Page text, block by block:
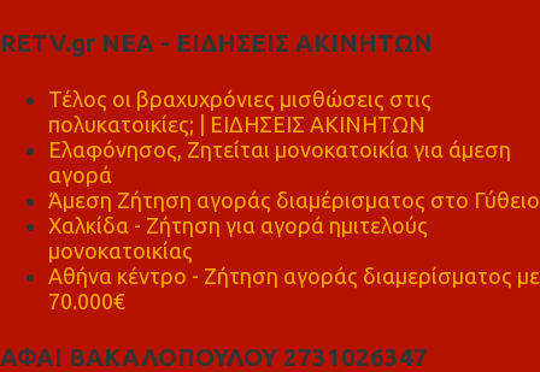
RETV.gr ΝΕΑ - ΕΙΔΗΣΕΙΣ ΑΚΙΝΗΤΩΝ
Τέλος οι βραχυχρόνιες μισθώσεις στις
πολυκατοικίες; | ΕΙΔΗΣΕΙΣ ΑΚΙΝΗΤΩΝ
Ελαφόνησος, Ζητείται μονοκατοικία για άμεση
αγορά
Άμεση Ζήτηση αγοράς διαμέρισματος στο Γύθειο
Χαλκίδα - Ζήτηση για αγορά ημιτελούς
μονοκατοικίας
Αθήνα κέντρο - Ζήτηση αγοράς διαμερίσματος με
70.000€
ΑΦΑΙ ΒΑΚΑΛΟΠΟΥΛΟΥ 2731026347